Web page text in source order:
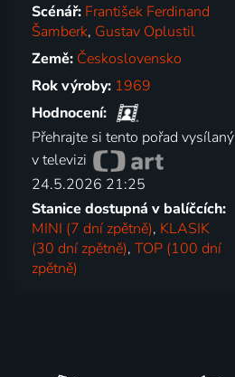
Scénář: František Ferdinand
Šamberk, Gustav Oplustil
Země: Československo
Rok výroby: 1969
Hodnocení:
Přehrajte si tento pořad vysílaný
v televizi
24.5.2026 21:25
Stanice dostupná v balíčcích:
MINI (7 dní zpětně), KLASIK
(30 dní zpětně),TOP (100 dní
zpětně)